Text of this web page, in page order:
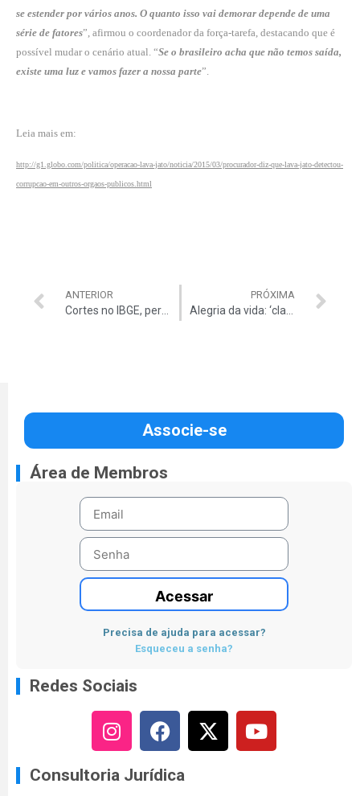
se estender por vários anos. O quanto isso vai demorar depende de uma
série de fatores”, afirmou o coordenador da força-tarefa, destacando que é
possível mudar o cenário atual. “Se o brasileiro acha que não temos saída,
existe uma luz e vamos fazer a nossa parte”.
Leia mais em:
http://g1.globo.com/politica/operacao-lava-jato/noticia/2015/03/procurador-diz-que-lava-jato-detectou-
corrupcao-em-outros-orgaos-publicos.html
ANTERIOR PRÓXIMA
Associe-se
Área de Membros
Acessar
Precisa de ajuda para acessar?
Esqueceu a senha?
Redes Sociais
Consultoria Jurídica